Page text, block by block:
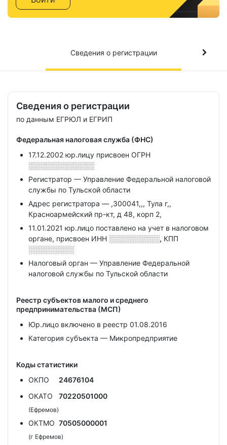
Сведения о регистрации
Сведения о регистрации
по данным ЕГРЮЛ и ЕГРИП
Федеральная налоговая служба (ФНС)
17.12.2002 юр.лицу присвоен ОГРН
░░░░░░░░░░░░░
Регистратор — Управление Федеральной налоговой
службы по Тульской области
Адрес регистратора — ,300041,,, Тула г,,
Красноармейский пр-кт, д 48, корп 2,
11.01.2021 юр.лицо поставлено на учет в налоговом
органе, присвоен ИНН ░░░░░░░░░░, КПП
░░░░░░░░░
Налоговый орган — Управление Федеральной
налоговой службы по Тульской области
Реестр субъектов малого и среднего
предпринимательства (МСП)
Юр.лицо включено в реестр 01.08.2016
Категория субъекта — Микропредприятие
Коды статистики
ОКПО
24676104
ОКАТО
70220501000
(Ефремов)
ОКТМО 70505000001
(г Ефремов)